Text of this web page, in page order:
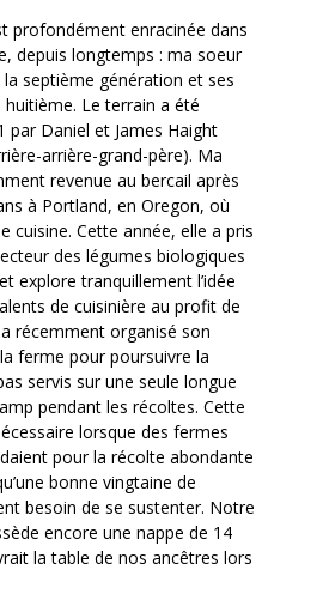
profondément enracinée dans
depuis longtemps : ma soeur
septième génération et ses
Le terrain a été
par Daniel et James Haight
arrière-grand-père). Ma
revenue au bercail après
à Portland, en Oregon, où
cuisine. Cette année, elle a pris
des légumes biologiques
explore tranquillement l’idée
de cuisinière au profit de
a récemment organisé son
ferme pour poursuivre la
servis sur une seule longue
pendant les récoltes. Cette
lorsque des fermes
pour la récolte abondante
bonne vingtaine de
besoin de se sustenter. Notre
encore une nappe de 14
la table de nos ancêtres lors